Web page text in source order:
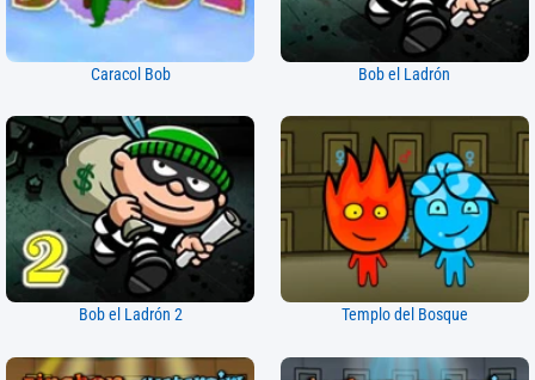
Caracol Bob Bob el Ladrón
Bob el Ladrón 2 Templo del Bosque